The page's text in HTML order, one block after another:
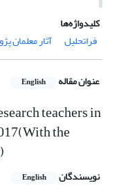
کلیدواژه‌ها
فراتحلیل
آثار معلمان
عنوان مقاله English
teachers in
the
نویسندگان English